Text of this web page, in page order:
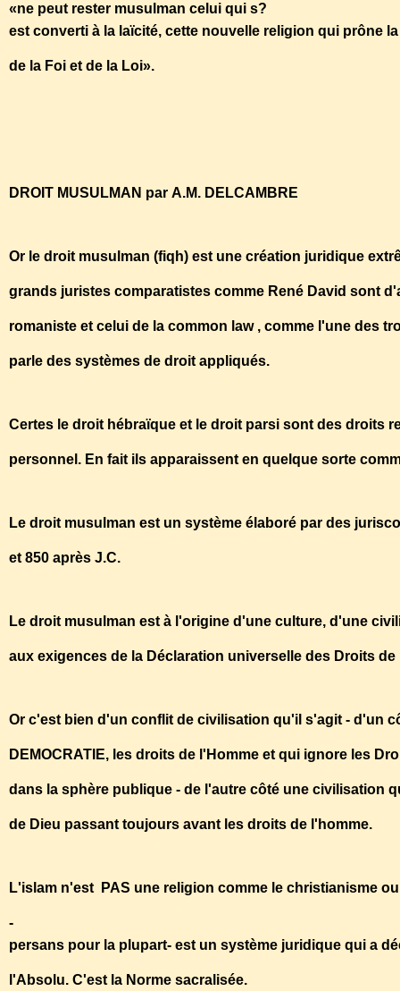
«ne peut rester musulman celui qui s?
est converti à la laïcité, cette nouvelle religion qui prône
de la Foi et de la Loi».
DROIT MUSULMAN par A.M. DELCAMBRE
Or le droit musulman (fiqh) est une création juridique
grands juristes comparatistes comme René David sont
romaniste et celui de la common law , comme l'une des
parle des systèmes de droit appliqués.
Certes le droit hébraïque et le droit parsi sont des droits
personnel. En fait ils apparaissent en quelque sorte
Le droit musulman est un système élaboré par des
et 850 après J.C.
Le droit musulman est à l'origine d'une culture, d'une
aux exigences de la Déclaration universelle des Droits
Or c'est bien d'un conflit de civilisation qu'il s'agit - d'un
DEMOCRATIE, les droits de l'Homme et qui ignore les
dans la sphère publique - de l'autre côté une civilisation
de Dieu passant toujours avant les droits de l'homme.
L'islam n'est PAS une religion comme le christianisme
-
persans pour la plupart- est un système juridique qui a
l'Absolu. C'est la Norme sacralisée.